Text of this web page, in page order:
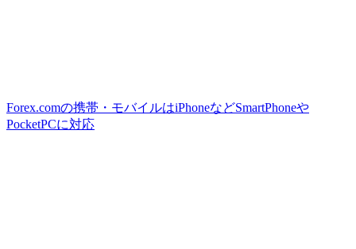
Forex.comの携帯・モバイルはiPhoneなどSmartPhoneや
PocketPCに対応